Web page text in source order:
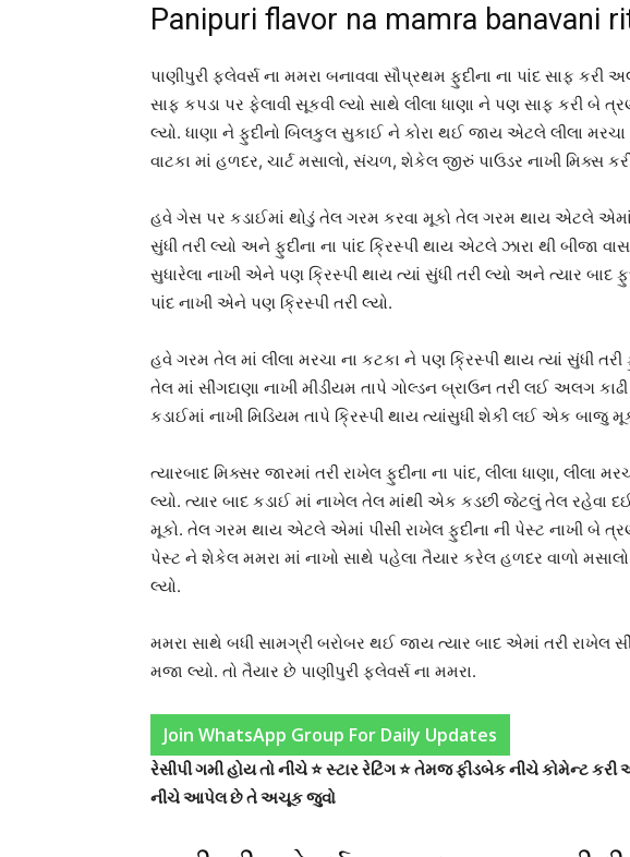
Panipuri flavor na mamra banavani
પાણીપુરી ફ્લેવર્સ ના મમરા બનાવવા સૌપ્રથમ ફુદીના ના પાંદ સાફ
સાફ કપડા પર ફેલાવી સૂકવી લ્યો સાથે લીલા ધાણા ને પણ સાફ કરી બે
લ્યો. ધાણા ને ફુદીનો બિલકુલ સુકાઈ ને કોરા થઈ જાય એટલે લીલા મરચા
વાટકા માં હળદર, ચાર્ટ મસાલો, સંચળ, શેકેલ જીરું પાઉડર નાખી મિક્સ
હવે ગેસ પર કડાઈમાં થોડું તેલ ગરમ કરવા મૂકો તેલ ગરમ થાય એટલે એમાં
સુંધી તરી લ્યો અને ફુદીના ના પાંદ ક્રિસ્પી થાય એટલે ઝારા થી બીજા
સુધારેલા નાખી એને પણ ક્રિસ્પી થાય ત્યાં સુંધી તરી લ્યો અને ત્યાર બાદ
પાંદ નાખી એને પણ ક્રિસ્પી તરી લ્યો.
હવે ગરમ તેલ માં લીલા મરચા ના કટકા ને પણ ક્રિસ્પી થાય ત્યાં સુંધી
તેલ માં સીંગદાણા નાખી મીડીયમ તાપે ગોલ્ડન બ્રાઉન તરી લઈ અલગ
કડાઈમાં નાખી મિડિયમ તાપે ક્રિસ્પી થાય ત્યાંસુધી શેકી લઈ એક બાજુ
ત્યારબાદ મિક્સર જારમાં તરી રાખેલ ફુદીના ના પાંદ, લીલા ધાણા, લીલા
લ્યો. ત્યાર બાદ કડાઈ માં નાખેલ તેલ માંથી એક કડછી જેટલું તેલ રહેવા
મૂકો. તેલ ગરમ થાય એટલે એમાં પીસી રાખેલ ફુદીના ની પેસ્ટ નાખી બે
પેસ્ટ ને શેકેલ મમરા માં નાખો સાથે પહેલા તૈયાર કરેલ હળદર વાળો
લ્યો.
મમરા સાથે બધી સામગ્રી બરોબર થઈ જાય ત્યાર બાદ એમાં તરી રાખેલ
મજા લ્યો. તો તૈયાર છે પાણીપુરી ફ્લેવર્સ ના મમરા.
Join WhatsApp Group For Daily Updates
રેસીપી ગમી હોય તો નીચે ⭐ સ્ટાર રેટિંગ ⭐ તેમજ ફીડબેક નીચે કોમેન્ટ
નીચે આપેલ છે તે અચૂક જુવો